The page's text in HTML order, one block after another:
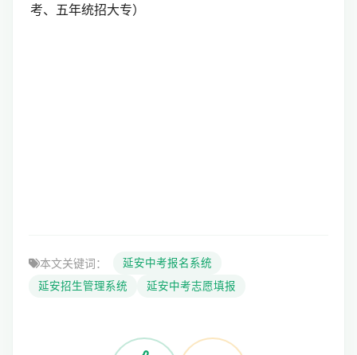
考、五年统招大专）
本文关键词：
延安中考报名系统
延安招生管理系统
延安中考志愿填报